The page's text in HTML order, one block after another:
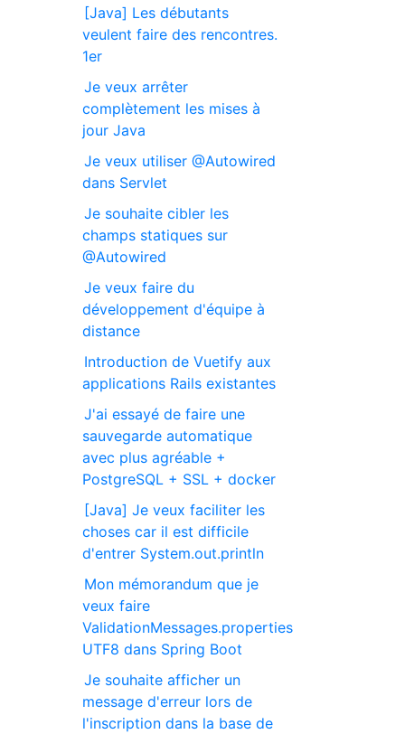
[Java] Les débutants
veulent faire des rencontres.
1er
Je veux arrêter
complètement les mises à
jour Java
Je veux utiliser @Autowired
dans Servlet
Je souhaite cibler les
champs statiques sur
@Autowired
Je veux faire du
développement d'équipe à
distance
Introduction de Vuetify aux
applications Rails existantes
J'ai essayé de faire une
sauvegarde automatique
avec plus agréable +
PostgreSQL + SSL + docker
[Java] Je veux faciliter les
choses car il est difficile
d'entrer System.out.println
Mon mémorandum que je
veux faire
ValidationMessages.properties
UTF8 dans Spring Boot
Je souhaite afficher un
message d'erreur lors de
l'inscription dans la base de